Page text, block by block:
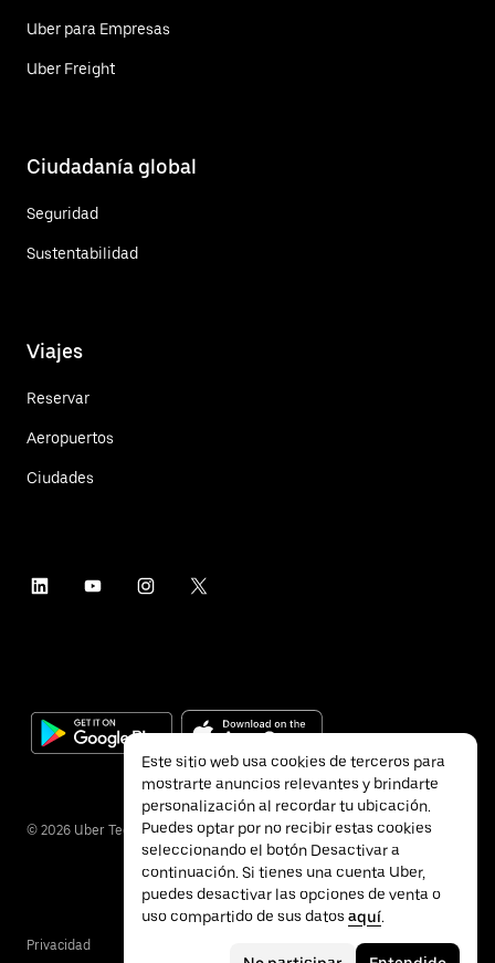
Uber para Empresas
Uber Freight
Ciudadanía global
Seguridad
Sustentabilidad
Viajes
Reservar
Aeropuertos
Ciudades
© 2026 Uber Technologies Inc.
Privacidad
Este sitio web usa cookies de terceros para
mostrarte anuncios relevantes y brindarte
personalización al recordar tu ubicación.
Puedes optar por no recibir estas cookies
seleccionando el botón Desactivar a
continuación. Si tienes una cuenta Uber,
puedes desactivar las opciones de venta o
uso compartido de sus datos aquí.